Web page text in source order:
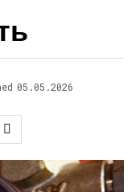
05.05.2026